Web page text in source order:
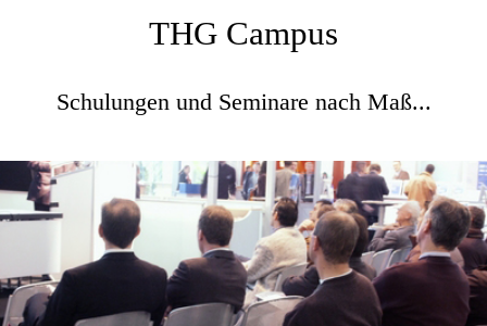
THG Campus
Schulungen und Seminare nach Maß...